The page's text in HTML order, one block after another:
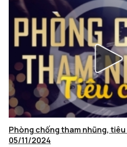
Phòng chống tham nhũng,
05/11/2024